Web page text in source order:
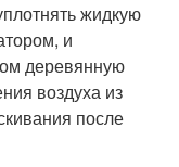
жидкую
и
деревянную
воздуха из
после